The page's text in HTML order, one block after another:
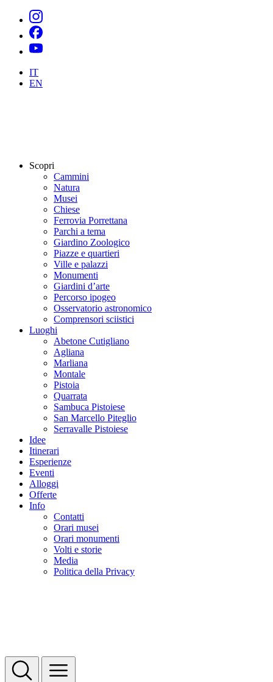
IT
EN
Scopri
Cammini
Natura
Musei
Chiese
Ferrovia Porrettana
Parchi a tema
Giardino Zoologico
Piazze e quartieri
Ville e palazzi
Monumenti
Giardini d’arte
Percorso ipogeo
Osservatorio astronomico
Comprensori sciistici
Luoghi
Abetone Cutigliano
Agliana
Marliana
Montale
Pistoia
Quarrata
Sambuca Pistoiese
San Marcello Piteglio
Serravalle Pistoiese
Idee
Itinerari
Esperienze
Eventi
Alloggi
Offerte
Info
Contatti
Orari musei
Orari monumenti
Volti e storie
Media
Politica della Privacy